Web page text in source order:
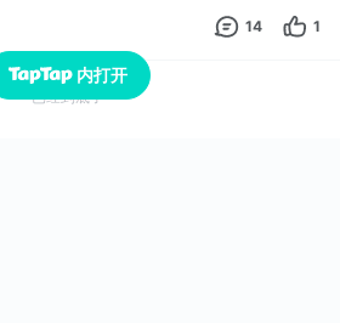
14 1
已经到底了
内打开